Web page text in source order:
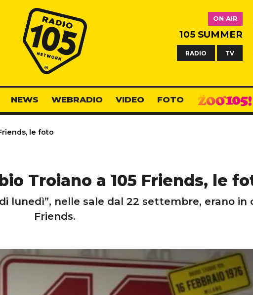
Radio 105
ON AIR
105 SUMMER
RADIO TV
NEWS WEBRADIO VIDEO FOTO
le foto
Troiano a 105 Friends, le
lunedì”, nelle sale dal 22 settembre, erano in
Friends.